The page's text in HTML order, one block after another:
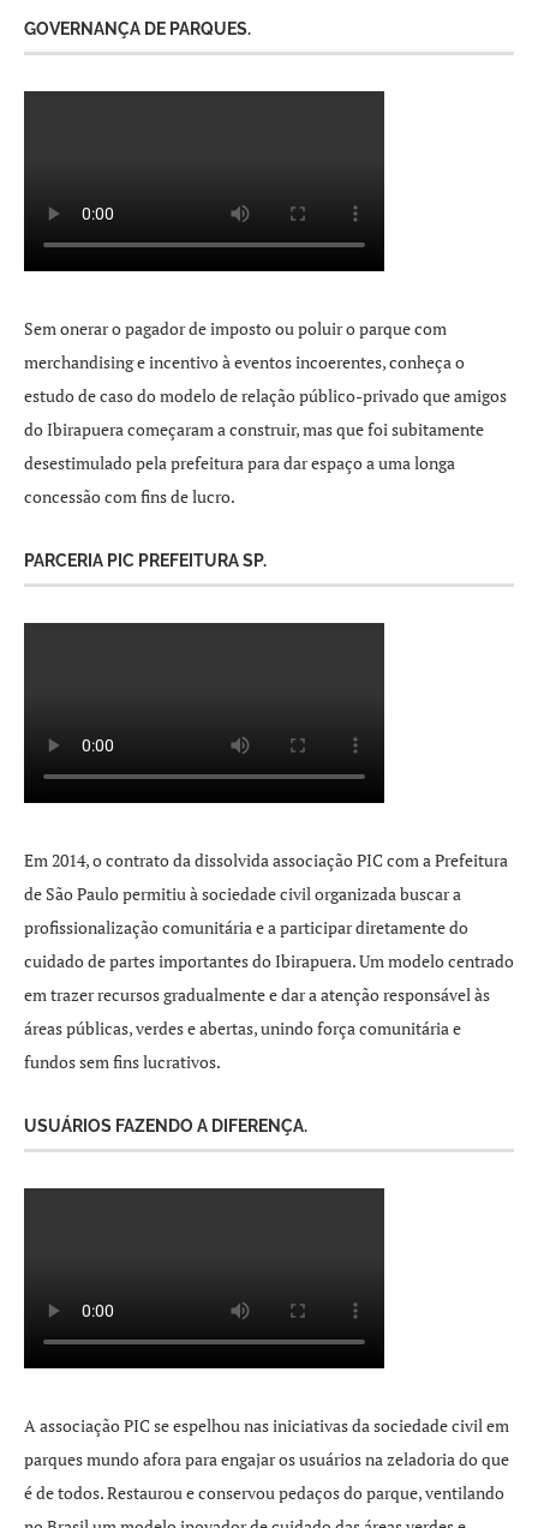
GOVERNANÇA DE PARQUES.
Sem onerar o pagador de imposto ou poluir o parque com
merchandising e incentivo à eventos incoerentes, conheça o
estudo de caso do modelo de relação público-privado que amigos
do Ibirapuera começaram a construir, mas que foi subitamente
desestimulado pela prefeitura para dar espaço a uma longa
concessão com fins de lucro.
PARCERIA PIC PREFEITURA SP.
Em 2014, o contrato da dissolvida associação PIC com a Prefeitura
de São Paulo permitiu à sociedade civil organizada buscar a
profissionalização comunitária e a participar diretamente do
cuidado de partes importantes do Ibirapuera. Um modelo centrado
em trazer recursos gradualmente e dar a atenção responsável às
áreas públicas, verdes e abertas, unindo força comunitária e
fundos sem fins lucrativos.
USUÁRIOS FAZENDO A DIFERENÇA.
A associação PIC se espelhou nas iniciativas da sociedade civil em
parques mundo afora para engajar os usuários na zeladoria do que
é de todos. Restaurou e conservou pedaços do parque, ventilando